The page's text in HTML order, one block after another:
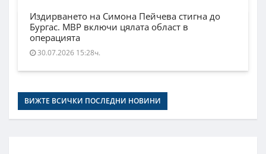
Издирването на Симона Пейчева стигна до
Бургас. МВР включи цялата област в
операцията
30.07.2026 15:28ч.
ВИЖТЕ ВСИЧКИ ПОСЛЕДНИ НОВИНИ